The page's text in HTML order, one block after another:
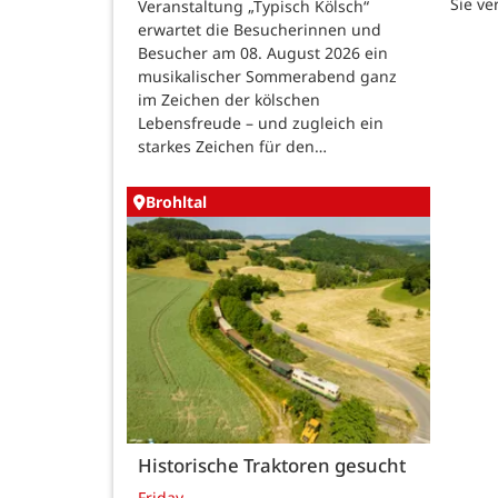
Veranstaltung „Typisch Kölsch“
erwartet die Besucherinnen und
Besucher am 08. August 2026 ein
musikalischer Sommerabend ganz
im Zeichen der kölschen
Lebensfreude – und zugleich ein
starkes Zeichen für den…
Brohltal
Historische Traktoren gesucht